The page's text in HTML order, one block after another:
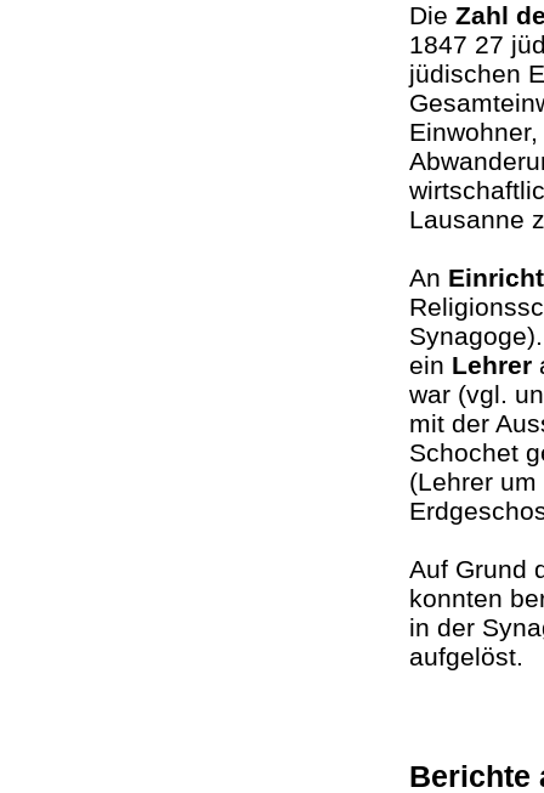
Die Zahl
1847 27
jüdischen
Lausanne
An
ein Lehrer
war (vgl.
mit der
Schochet
(Lehrer
Auf Grund
konnten
in der
Berichte